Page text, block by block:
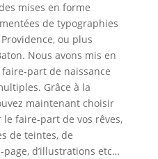
mises en forme
de typographies
ou plus
Nous avons mis en
part de naissance
Grâce à la
maintenant choisir
faire-part de vos rêves,
de teintes, de
d’illustrations etc…